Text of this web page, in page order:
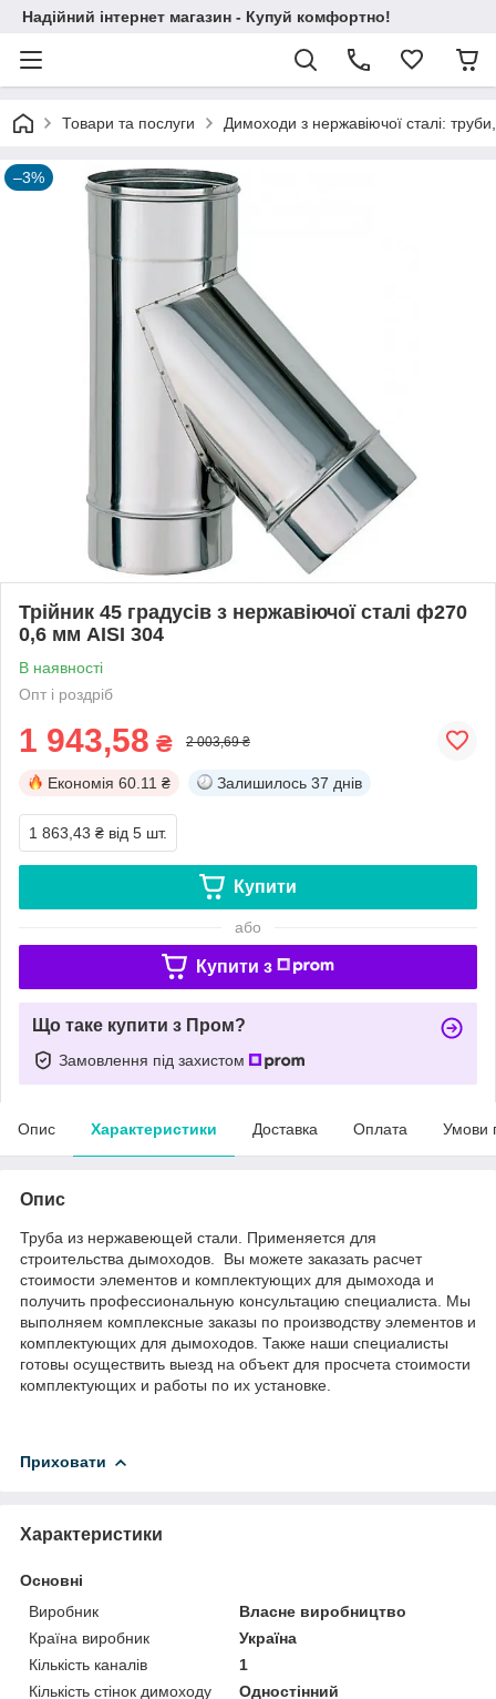
Надійний інтернет магазин - Купуй комфортно!
Товари та послуги Димоходи з нержавіючої сталі:
–3%
Трійник 45 градусів з нержавіючої сталі ф270
0,6 мм AISI 304
В наявності
Опт і роздріб
1 943,58 ₴ 2 003,69 ₴
Економія 60.11 ₴ Залишилось 37 днів
1 863,43 ₴ від 5 шт.
Купити
або
Купити з
Що таке купити з Пром?
Замовлення під захистом
Опис Характеристики Доставка Оплата Умови
Опис
Труба из нержавеющей стали. Применяется для
строительства дымоходов. Вы можете заказать расчет
стоимости элементов и комплектующих для дымохода и
получить профессиональную консультацию специалиста. Мы
выполняем комплексные заказы по производству элементов и
комплектующих для дымоходов. Также наши специалисты
готовы осуществить выезд на объект для просчета стоимости
комплектующих и работы по их установке.
Приховати
Характеристики
Основні
Виробник
Власне виробництво
Країна виробник
Україна
Кількість каналів
1
Кількість стінок димоходу
Одностінний